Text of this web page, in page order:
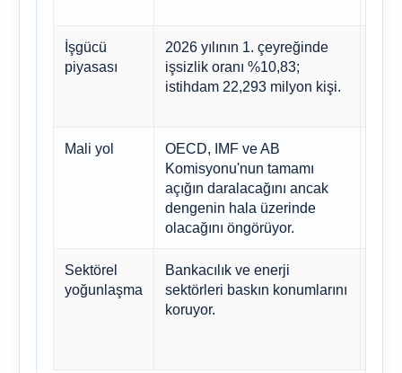
İşgücü
piyasası
2026 yılının 1. çeyreğinde
işsizlik oranı %10,83;
istihdam 22,293 milyon kişi.
Mali yol
OECD, IMF ve AB
Komisyonu'nun tamamı
açığın daralacağını ancak
dengenin hala üzerinde
olacağını öngörüyor.
Sektörel
yoğunlaşma
Bankacılık ve enerji
sektörleri baskın konumlarını
koruyor.